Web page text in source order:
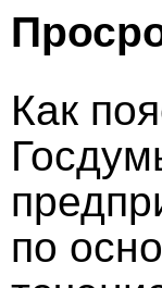
Как
по